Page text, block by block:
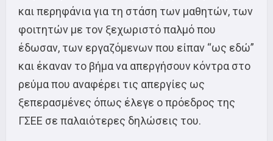
και περηφάνια για τη στάση των μαθητών, των
φοιτητών με τον ξεχωριστό παλμό που
έδωσαν, των εργαζόμενων που είπαν “ως εδώ”
και έκαναν το βήμα να απεργήσουν κόντρα στο
ρεύμα που αναφέρει τις απεργίες ως
ξεπερασμένες όπως έλεγε ο πρόεδρος της
ΓΣΕΕ σε παλαιότερες δηλώσεις του.